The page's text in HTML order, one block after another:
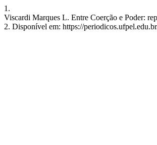
1.
Viscardi Marques L. Entre Coerção e Poder:
2. Disponível em: https://